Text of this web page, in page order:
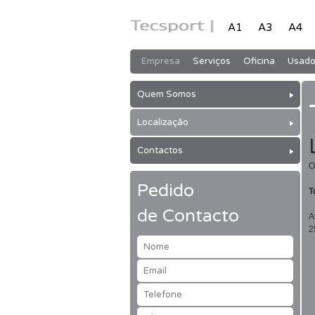
A1 A3 A4
Empresa Serviços Oficina
Secções
Quem Somos
Localização
Contactos
Pedido
de Contacto
Nome
Email
Telefone